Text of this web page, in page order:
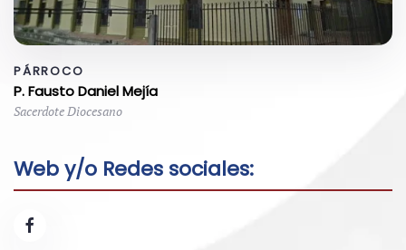
PÁRROCO
P. Fausto Daniel Mejía
Sacerdote Diocesano
Web y/o Redes sociales: